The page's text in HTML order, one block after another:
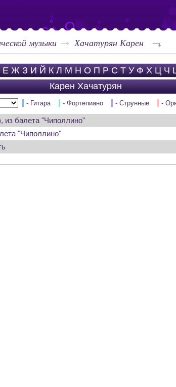
музыки Хачатурян Карен
Е Ж З И Й К Л М Н О П Р С Т У Ф Х Ц Ч
Карен Хачатурян
- Гитара - Фортепиано - Струнные -
из балета "Чиполлино"
"Чиполлино"